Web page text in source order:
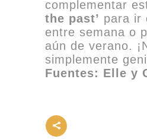
complementar
the past’ para ir
entre semana o
aún de verano.
simplemente
Fuentes: Elle y